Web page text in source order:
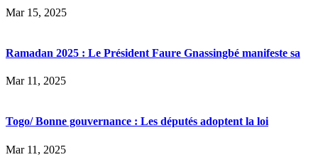
Mar 15, 2025
Ramadan 2025 : Le Président Faure Gnassingbé manifeste sa
Mar 11, 2025
Togo/ Bonne gouvernance : Les députés adoptent la loi
Mar 11, 2025